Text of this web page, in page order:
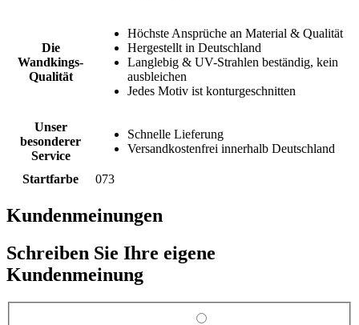
Die
Wandkings-
Qualität
Höchste Ansprüche an Material & Qualität
Hergestellt in Deutschland
Langlebig & UV-Strahlen beständig, kein
ausbleichen
Jedes Motiv ist konturgeschnitten
Unser
besonderer
Service
Schnelle Lieferung
Versandkostenfrei innerhalb Deutschland
Startfarbe 073
Kundenmeinungen
Schreiben Sie Ihre eigene
Kundenmeinung